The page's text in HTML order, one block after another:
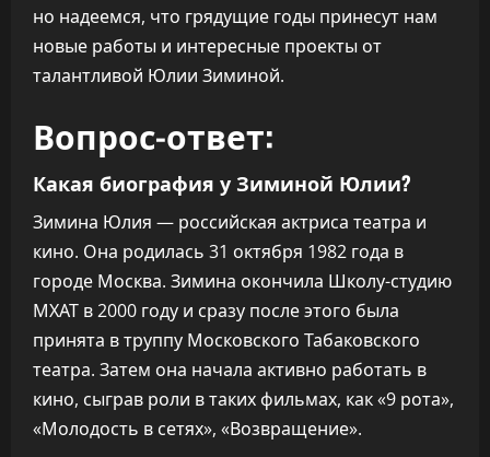
но надеемся, что грядущие годы принесут нам
новые работы и интересные проекты от
талантливой Юлии Зиминой.
Вопрос-ответ:
Какая биография у Зиминой Юлии?
Зимина Юлия — российская актриса театра и
кино. Она родилась 31 октября 1982 года в
городе Москва. Зимина окончила Школу-студию
МХАТ в 2000 году и сразу после этого была
принята в труппу Московского Табаковского
театра. Затем она начала активно работать в
кино, сыграв роли в таких фильмах, как «9 рота»,
«Молодость в сетях», «Возвращение».